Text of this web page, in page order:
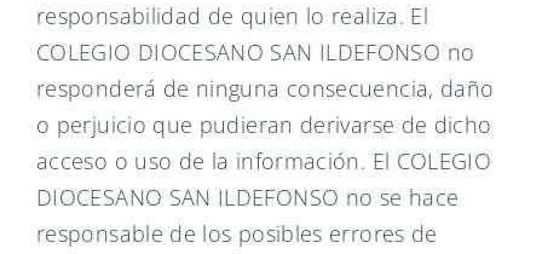
responsabilidad de quien lo realiza. El
COLEGIO DIOCESANO SAN ILDEFONSO no
responderá de ninguna consecuencia, daño
o perjuicio que pudieran derivarse de dicho
acceso o uso de la información. El COLEGIO
DIOCESANO SAN ILDEFONSO no se hace
responsable de los posibles errores de